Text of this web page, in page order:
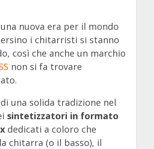
nuova era per il mondo
i chitarristi si stanno
così che anche un marchio
non si fa trovare
una solida tradizione nel
sintetizzatori in formato
dedicati a coloro che
chitarra (o il basso), il